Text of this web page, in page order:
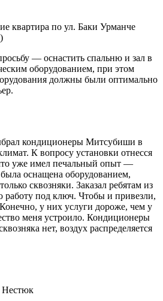
квартира по ул. Баки Урманче
— оснастить спальню и зал в
оборудованием, при этом
должны были оптимально
кондиционеры Митсубиши в
К вопросу установки отнесся
уже имел печальный опыт —
оснащена оборудованием,
сквозняки. Заказал ребятам из
работу под ключ. Чтобы и привезли,
у них услуги дороже, чем у
меня устроило. Кондиционеры
нет, воздух распределяется
Нестюк